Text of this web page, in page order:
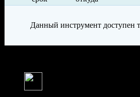
Данный инструмент доступен